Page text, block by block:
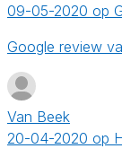
09-05-2020 op
Google review
Van Beek
20-04-2020 op